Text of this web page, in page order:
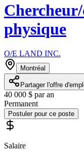
Chercheur/
physique
O/E LAND INC.
Montréal
Partager l'offre
40 000 $ par an
Permanent
Postuler pour ce poste
Salaire